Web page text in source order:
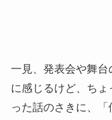
一見、発表会や舞台
に感じるけど、ち
った話のさきに、